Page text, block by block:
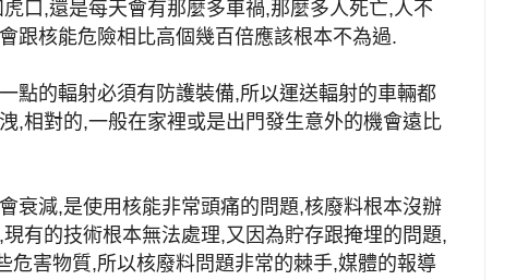
口,還是每天會有那麼多車禍,那麼多人死亡,人不
跟核能危險相比高個幾百倍應該根本不為過.
點的輻射必須有防護裝備,所以運送輻射的車輛都
,相對的,一般在家裡或是出門發生意外的機會遠比
衰減,是使用核能非常頭痛的問題,核廢料根本沒辦
有的技術根本無法處理,又因為貯存跟掩埋的問題,
危害物質,所以核廢料問題非常的棘手,媒體的報導